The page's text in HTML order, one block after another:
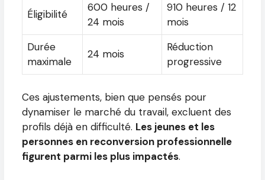
Éligibilité
600 heures /
24 mois
910 heures / 12
mois
Durée
maximale
24 mois
Réduction
progressive
Ces ajustements, bien que pensés pour
dynamiser le marché du travail, excluent des
profils déjà en difficulté. Les jeunes et les
personnes en reconversion professionnelle
figurent parmi les plus impactés.